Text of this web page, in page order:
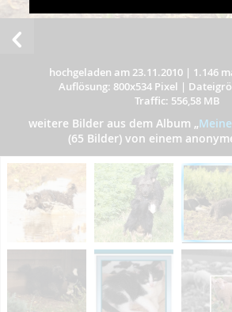
hochgeladen am 23.11.2010| 1.146
Auflösung: 800x534 Pixel |
Traffic: 556,58 MB
weitere Bilder aus dem Album „
(65 Bilder) von einem